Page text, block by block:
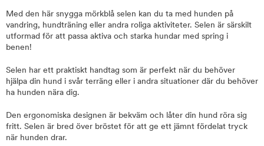
Med den här snygga mörkblå selen kan du ta med hunden på
vandring, hundträning eller andra roliga aktiviteter. Selen är särskilt
utformad för att passa aktiva och starka hundar med spring i
benen!
Selen har ett praktiskt handtag som är perfekt när du behöver
hjälpa din hund i svår terräng eller i andra situationer där du behöver
ha hunden nära dig.
Den ergonomiska designen är bekväm och låter din hund röra sig
fritt. Selen är bred över bröstet för att ge ett jämnt fördelat tryck
när hunden drar.